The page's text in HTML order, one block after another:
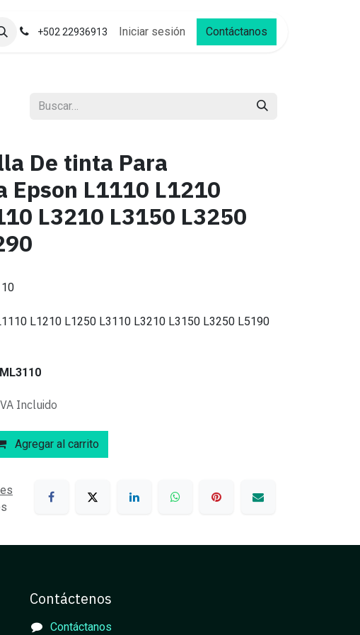
+502 22936913 Iniciar sesión Contáctanos
De tinta Para
Epson L1110 L1210
L3210 L3150 L3250
L1210 L1250 L3110 L3210 L3150 L3250 L5190
Incluido
Agregar al carrito
Contáctenos
Contáctanos